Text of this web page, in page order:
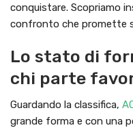
conquistare. Scopriamo
confronto che promette
Lo stato di
chi parte
Guardando la classifica,
grande forma e con una